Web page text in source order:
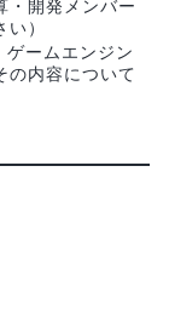
・開発メンバー
）
ームエンジン
の内容について